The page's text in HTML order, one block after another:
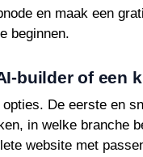
en maak een
beginnen.
builder of een
De eerste en
in welke branche
website met